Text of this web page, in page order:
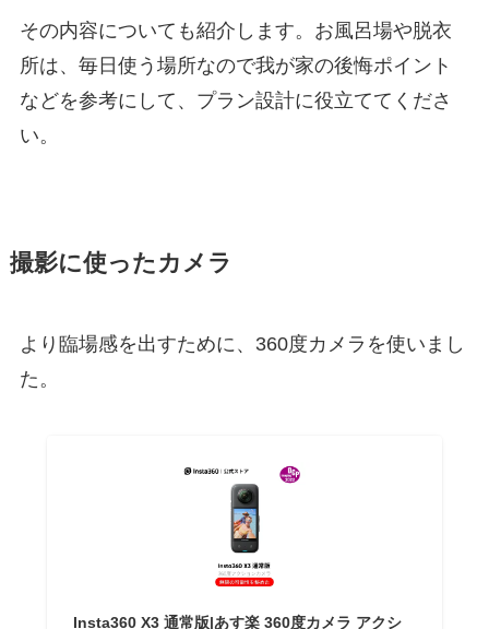
その内容についても紹介します。お風呂場や脱衣
所は、毎日使う場所なので我が家の後悔ポイント
などを参考にして、プラン設計に役立ててくださ
い。
撮影に使ったカメラ
より臨場感を出すために、360度カメラを使いまし
た。
Insta360 X3 通常版|あす楽 360度カメラ アクシ